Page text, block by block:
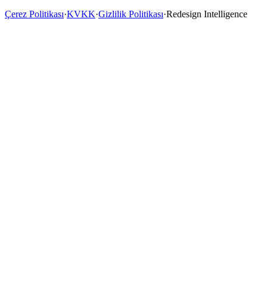
Çerez Politikası·KVKK·Gizlilik Politikası·Redesign Intelligence